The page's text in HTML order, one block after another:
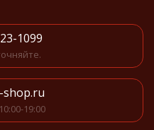
1099
shop.ru
19:00